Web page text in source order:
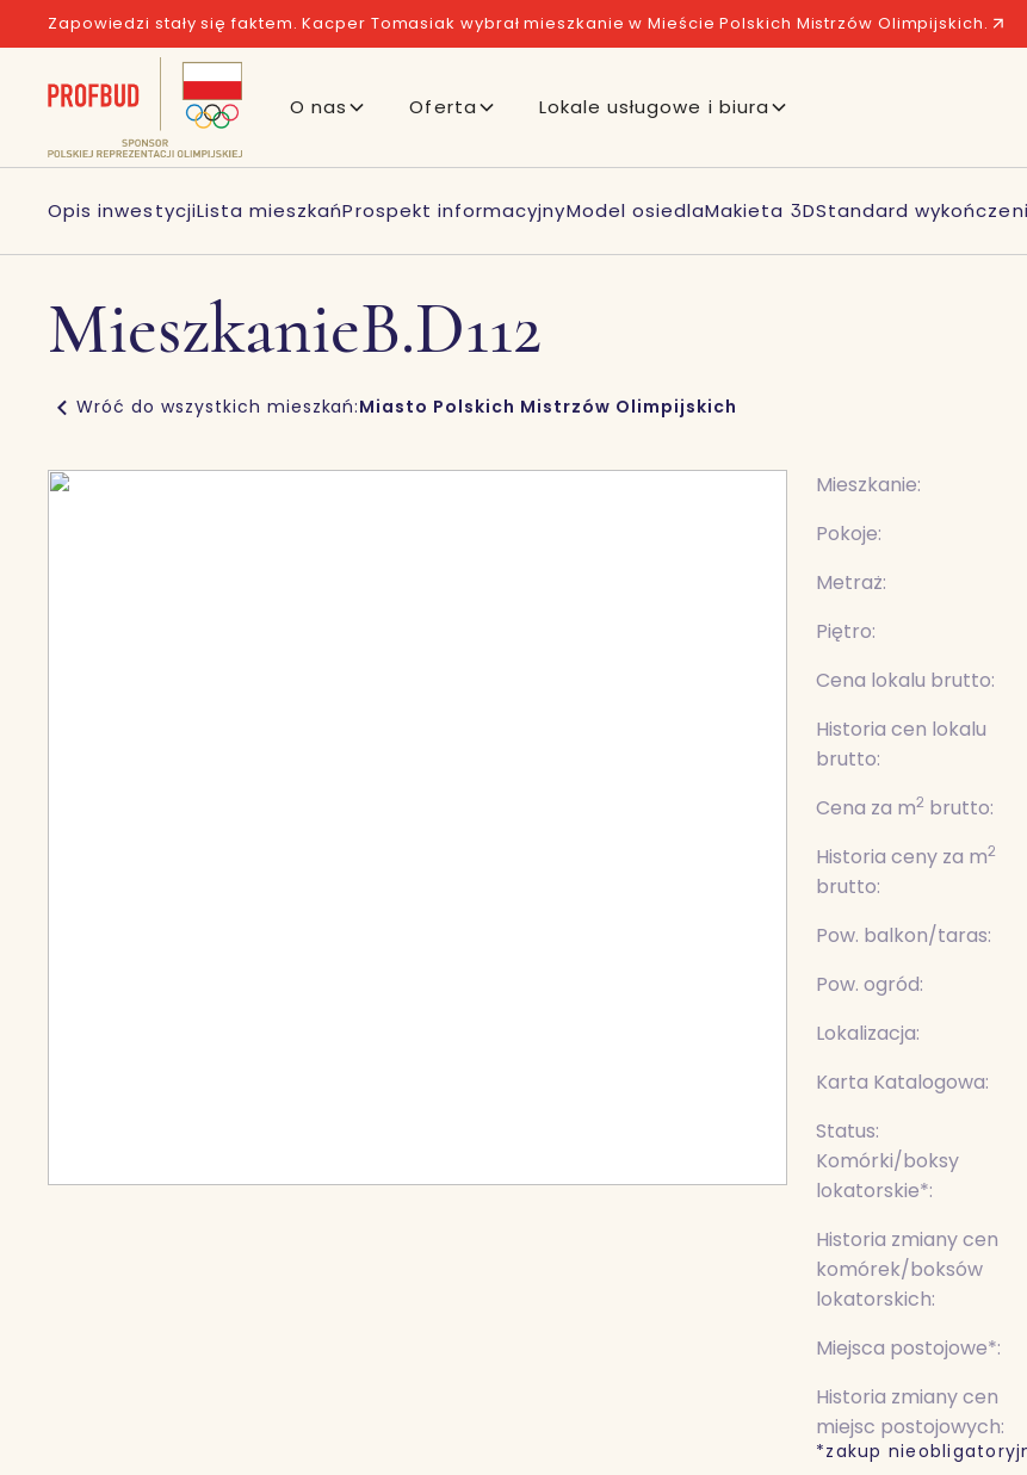
Zapowiedzi stały się faktem. Kacper Tomasiak wybrał mieszkanie w Mieście Polskich Mistrzów Olimpijskich.
O nas Oferta Lokale usługowe i biura
Opis inwestycjiLista mieszkańProspekt informacyjnyModel osiedlaMakieta 3DStandard
MieszkanieB.D112
Wróć do wszystkich mieszkań:Miasto Polskich Mistrzów Olimpijskich
Mieszkanie:
Pokoje:
Metraż:
Piętro:
Cena lokalu brutto:
Historia cen lokalu
brutto:
Cena za m2 brutto:
Historia ceny za m2
brutto:
Pow. balkon/taras:
Pow. ogród:
Lokalizacja:
Karta Katalogowa:
Status:
Komórki/boksy
lokatorskie*:
Historia zmiany cen
komórek/boksów
lokatorskich:
Miejsca postojowe*:
Historia zmiany cen
miejsc postojowych:
*zakup